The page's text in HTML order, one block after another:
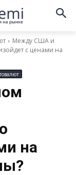
Между США и
с ценами на
на